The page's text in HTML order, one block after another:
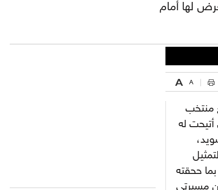
لها أمام
منتخب
أتيحت له
ححقته
مسيرتي